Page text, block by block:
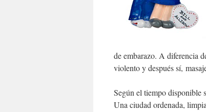
de embarazo. A diferencia
violento y después sí,
Según el tiempo disponible
Una ciudad ordenada,